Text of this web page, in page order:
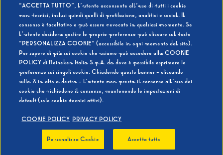
BEVI RESPONSABILMENTE
“ACCETTA TUTTO”, l’utente acconsente all’uso di tutti i cookie
non tecnici, inclusi quindi quelli di profilazione, analitici e social. Il
consenso è facoltativo e può essere revocato in qualsiasi momento. Se
l’utente desidera gestire le proprie preferenze può cliccare sul tasto
“PERSONALIZZA COOKIE” (accessibile in ogni momento dal sito).
Per sapere di più sui cookie che usiamo può accedere alla COOKIE
POLICY di Heineken Italia S.p.A. da dove è possibile esprimere le
preferenze sui singoli cookie. Chiudendo questo banner - cliccando
sulla X in alto a destra - l’utente non presta il consenso all’uso dei
cookie che richiedono il consenso, mantenendo le impostazioni di
default (solo cookie tecnici attivi).
COOKIE POLICY PRIVACY POLICY
Personalizza Cookie Accetta tutto